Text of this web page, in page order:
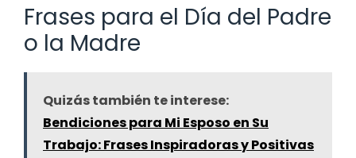
Frases para el Día del Padre
o la Madre
Quizás también te interese:
Bendiciones para Mi Esposo en Su
Trabajo: Frases Inspiradoras y Positivas